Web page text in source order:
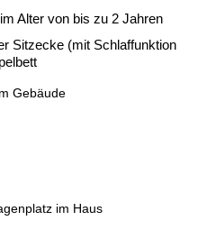
Alter von bis zu 2 Jahren
Sitzecke (mit Schlaffunktion
Gebäude
im Haus